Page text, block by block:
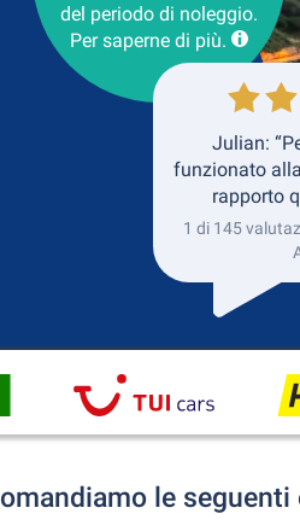
ritorno
del periodo di noleggio.
Per saperne di più.
Julian:
funzionato
rapporto
1 di 145
le